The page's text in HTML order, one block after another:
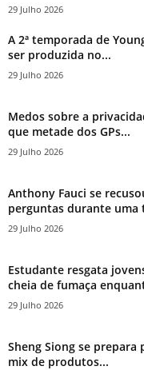
29 Julho 2026
A 2ª temporada de
ser produzida no...
29 Julho 2026
Medos sobre a
que metade dos GPs...
29 Julho 2026
Anthony Fauci se
perguntas durante uma
29 Julho 2026
Estudante resgata
cheia de fumaça
29 Julho 2026
Sheng Siong se prepara
mix de produtos...